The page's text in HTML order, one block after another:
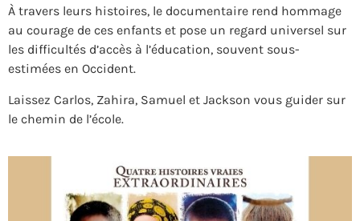
À travers leurs histoires, le documentaire rend hommage
au courage de ces enfants et pose un regard universel sur
les difficultés d’accès à l’éducation, souvent sous-
estimées en Occident.
Laissez Carlos, Zahira, Samuel et Jackson vous guider sur
le chemin de l’école.